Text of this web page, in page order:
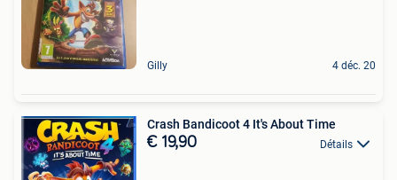
Gilly 4 déc. 20
Crash Bandicoot 4 It's About Time
€ 19,90 Détails